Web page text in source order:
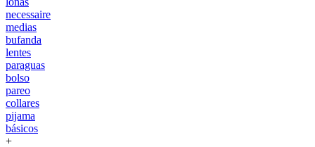
necessaire
medias
bufanda
lentes
paraguas
bolso
pareo
collares
pijama
básicos
+